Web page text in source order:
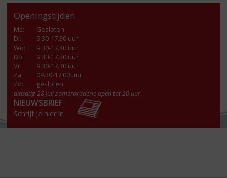
Openingstijden
Ma:
Gesloten
Di:
9.30-17.30 uur
Wo:
9.30-17.30 uur
Do:
9.30-17.30 uur
Vr:
9.30-17.30 uur
Za:
09.30-17.00 uur
Zo:
gesloten
dinsdag 28 juli zomerbraderie open tot 20 uur
NIEUWSBRIEF
Schrijf je hier in